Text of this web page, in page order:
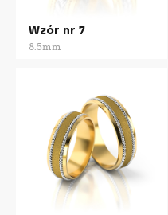
Wzór nr 7
8.5mm